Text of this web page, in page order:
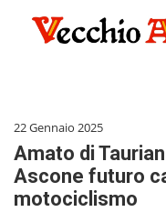
22 Gennaio 2025
Amato di
Ascone futuro
motociclismo